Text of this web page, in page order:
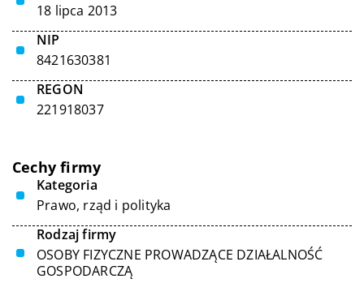
18 lipca 2013
NIP
8421630381
REGON
221918037
Cechy firmy
Kategoria
Prawo, rząd i polityka
Rodzaj firmy
OSOBY FIZYCZNE PROWADZĄCE DZIAŁALNOŚĆ
GOSPODARCZĄ